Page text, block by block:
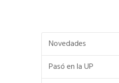
Novedades
Pasó en la UP